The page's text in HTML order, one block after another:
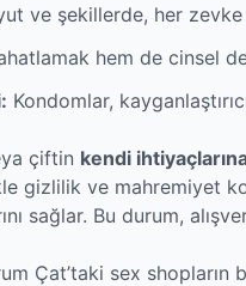
ve şekillerde, her
hem de cinsel
Kondomlar,
çiftin kendi
gizlilik ve mahremiyet
sağlar. Bu durum,
Çat’taki sex shopların